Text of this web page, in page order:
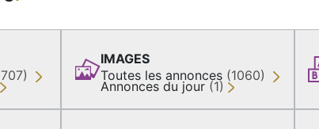
IMAGES
Toutes les annonces (1060)
Annonces du jour (1)